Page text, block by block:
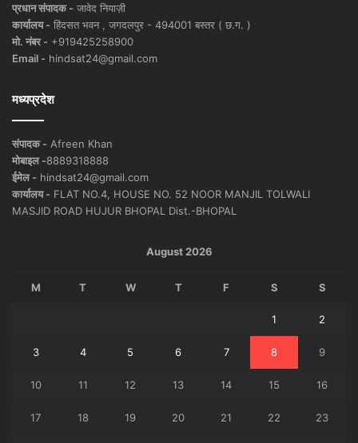
प्रधान संपादक - जावेद नियाज़ी
कार्यालय - हिंदसत भवन , जगदलपुर - 494001 बस्तर ( छ.ग. )
मो. नंबर - +919425258900
Email - hindsat24@gmail.com
मध्यप्रदेश
संपादक - Afreen Khan
मोबाइल -8889318888
ईमेल - hindsat24@gmail.com
कार्यालय - FLAT NO.4, HOUSE NO. 52 NOOR MANJIL TOLWALI
MASJID ROAD HUJUR BHOPAL Dist.-BHOPAL
August 2026
M T W T F S S
1 2
3 4 5 6 7 8 9
10 11 12 13 14 15 16
17 18 19 20 21 22 23